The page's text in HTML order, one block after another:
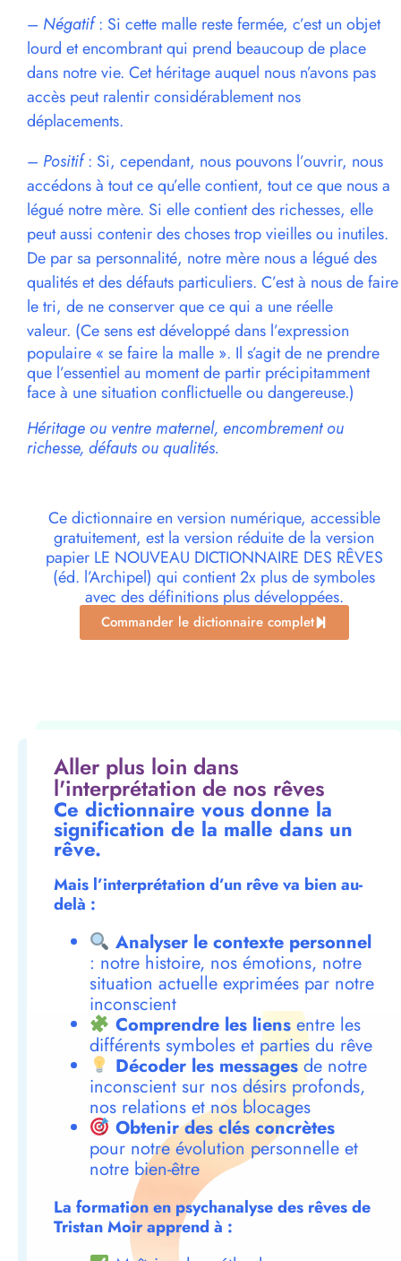
– Négatif: Si cette malle reste fermée, c’est un objet
lourd et encombrant qui prend beaucoup de place
dans notre vie. Cet héritage auquel nous n’avons pas
accès peut ralentir considérablement nos
déplacements.
– Positif: Si, cependant, nous pouvons l’ouvrir, nous
accédons à tout ce qu’elle contient, tout ce que nous a
légué notre mère. Si elle contient des richesses, elle
peut aussi contenir des choses trop vieilles ou inutiles.
De par sa personnalité, notre mère nous a légué des
qualités et des défauts particuliers. C’est à nous de faire
le tri, de ne conserver que ce qui a une réelle
valeur. (Ce sens est développé dans l’expression
populaire « se faire la malle ». Il s’agit de ne prendre
que l’essentiel au moment de partir précipitamment
face à une situation conflictuelle ou dangereuse.)
Héritage ou ventre maternel, encombrement ou
richesse, défauts ou qualités.
Ce dictionnaire en version numérique, accessible
gratuitement, est la version réduite de la version
papier LE NOUVEAU DICTIONNAIRE DES RÊVES
(éd. l’Archipel) qui contient 2x plus de symboles
avec des définitions plus développées.
Commander le dictionnaire complet
Aller plus loin dans
l'interprétation de nos rêves
Ce dictionnaire vous donne la
signification de la malle dans un
rêve.
Mais l’interprétation d’un rêve va bien au-
delà :
Analyser le contexte personnel
: notre histoire, nos émotions, notre
situation actuelle exprimées par notre
inconscient
Comprendre les liensentre les
différents symboles et parties du rêve
Décoder les messagesde notre
inconscient sur nos désirs profonds,
nos relations et nos blocages
Obtenir des clés concrètes
pour notre évolution personnelle et
notre bien-être
La formation en psychanalyse des rêves de
Tristan Moir apprend à :